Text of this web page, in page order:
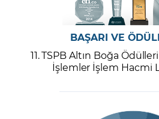
BAŞARI VE
11. TSPB Altın Boğa
İşlemler İşlem Hacmi